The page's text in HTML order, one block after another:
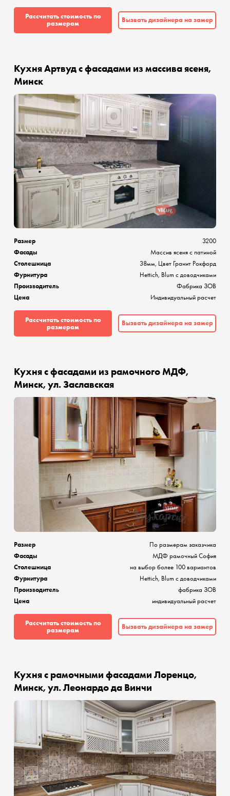
Рассчитать стоимость по
размерам
Вызвать дизайнера на замер
Кухня Артвуд с фасадами из массива ясеня,
Минск
Размер
3200
Фасады
Массив ясеня с патиной
Столешница
38мм, Цвет Гранит Рокфорд
Фурнитура
Hettich, Blum с доводчиками
Производитель
Фабрика ЗОВ
Цена
Индивидуальный расчет
Рассчитать стоимость по
размерам
Вызвать дизайнера на замер
Кухня с фасадами из рамочного МДФ,
Минск, ул. Заславская
Размер
По размерам заказчика
Фасады
МДФ рамочный София
Столешница
на выбор более 100 вариантов
Фурнитура
Hettich, Blum с доводчиками
Производитель
фабрика ЗОВ
Цена
индивидуальный расчет
Рассчитать стоимость по
размерам
Вызвать дизайнера на замер
Кухня с рамочными фасадами Лоренцо,
Минск, ул. Леонардо да Винчи